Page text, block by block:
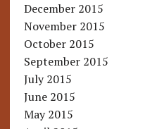
December 2015
November 2015
October 2015
September 2015
July 2015
June 2015
May 2015